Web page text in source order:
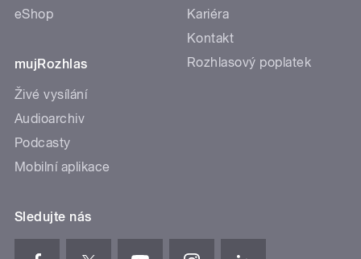
eShop
mujRozhlas
Živé vysílání
Audioarchiv
Podcasty
Mobilní aplikace
Kariéra
Kontakt
Rozhlasový poplatek
Sledujte nás